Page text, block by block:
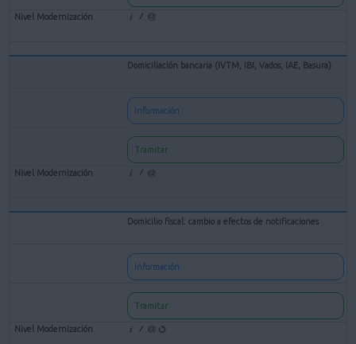
Domiciliación bancaria (IVTM, IBI, Vados, IAE, Basura)
Información
Tramitar
Domicilio fiscal: cambio a efectos de notificaciones
Información
Tramitar